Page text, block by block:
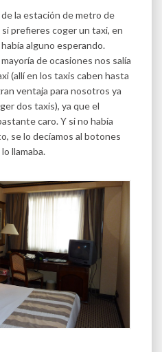
la estación de metro de
prefieres coger un taxi, en
alguno esperando.
de ocasiones nos salía
(allí en los taxis caben hasta
ventaja para nosotros ya
dos taxis), ya que el
caro. Y si no había
se lo decíamos al botones
llamaba.